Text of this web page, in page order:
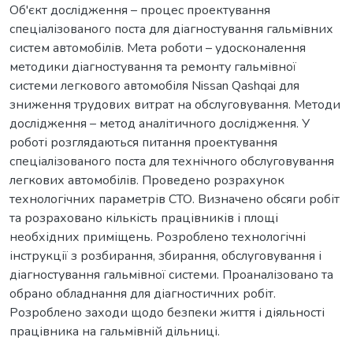
Об'єкт дослідження – процес проектування
спеціалізованого поста для діагностування гальмівних
систем автомобілів. Мета роботи – удосконалення
методики діагностування та ремонту гальмівної
системи легкового автомобіля Nissan Qashqаi для
зниження трудових витрат на обслуговування. Методи
дослідження – метод аналітичного дослідження. У
роботі розглядаються питання проектування
спеціалізованого поста для технічного обслуговування
легкових автомобілів. Проведено розрахунок
технологічних параметрів СТО. Визначено обсяги робіт
та розраховано кількість працівників і площі
необхідних приміщень. Розроблено технологічні
інструкції з розбирання, збирання, обслуговування і
діагностування гальмівної системи. Проаналізовано та
обрано обладнання для діагностичних робіт.
Розроблено заходи щодо безпеки життя і діяльності
працівника на гальмівній дільниці.